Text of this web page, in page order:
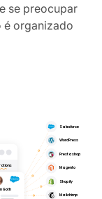
se preocupar
é organizado